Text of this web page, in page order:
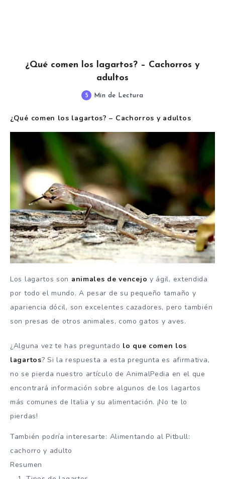
¿Qué comen los lagartos? – Cachorros y
adultos
5 Min de Lectura
¿Qué comen los lagartos? – Cachorros y adultos
Los lagartos son animales de vencejo y ágil, extendida
por todo el mundo. A pesar de su pequeño tamaño y
apariencia dócil, son excelentes cazadores, pero también
son presas de otros animales, como gatos y aves.
¿Alguna vez te has preguntado lo que comen los
lagartos? Si la respuesta a esta pregunta es afirmativa,
no se pierda nuestro artículo de AnimalPedia en el que
encontrará información sobre algunos de los lagartos
más comunes de Italia y su alimentación. ¡No te lo
pierdas!
También podría interesarte: Alimentando al Pitbull:
cachorro y adulto
Resumen